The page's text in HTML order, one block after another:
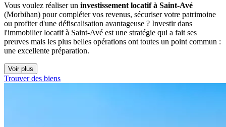
Vous voulez réaliser un investissement locatif à Saint-Avé
(Morbihan) pour compléter vos revenus, sécuriser votre patrimoine
ou profiter d'une défiscalisation avantageuse ? Investir dans
l'immobilier locatif à Saint-Avé est une stratégie qui a fait ses
preuves mais les plus belles opérations ont toutes un point commun :
une excellente préparation.
Voir plus
Trouver des biens